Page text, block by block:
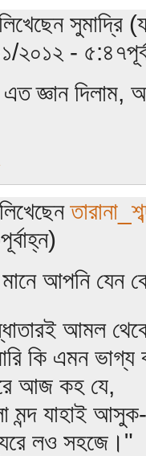
সুমাদ্রি
২০১২ -
জ্ঞান দিলাম,
আপনি যেন
আমল
কি এমন ভাগ্য
আজ কহ যে,
মন্দ যাহাই আসুক-
লও সহজে।"